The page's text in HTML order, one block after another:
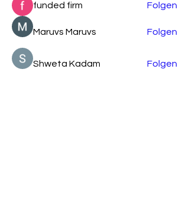
funded firm Folgen
Maruvs Maruvs Folgen
Shweta Kadam Folgen